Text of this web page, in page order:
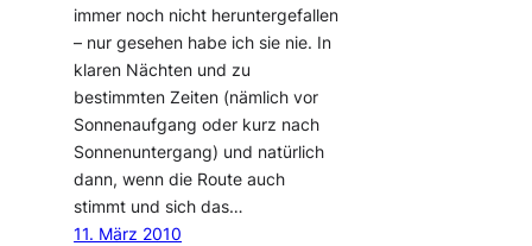
immer noch nicht heruntergefallen
– nur gesehen habe ich sie nie. In
klaren Nächten und zu
bestimmten Zeiten (nämlich vor
Sonnenaufgang oder kurz nach
Sonnenuntergang) und natürlich
dann, wenn die Route auch
stimmt und sich das…
11. März 2010